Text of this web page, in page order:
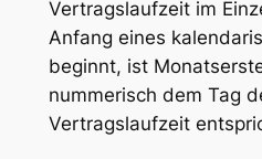
Vertragslaufzeit im
Anfang eines
beginnt, ist
nummerisch dem Tag
Vertragslaufzeit